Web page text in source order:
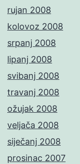
rujan 2008
kolovoz 2008
srpanj 2008
lipanj 2008
svibanj 2008
travanj 2008
ožujak 2008
veljača 2008
siječanj 2008
prosinac 2007